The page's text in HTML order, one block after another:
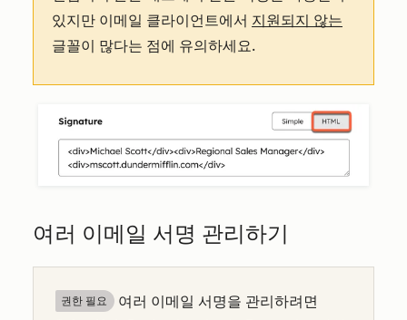
있지만 이메일 클라이언트에서 지원되지 않는
글꼴이 많다는 점에 유의하세요.
여러 이메일 서명 관리하기
권한 필요
여러 이메일 서명을 관리하려면